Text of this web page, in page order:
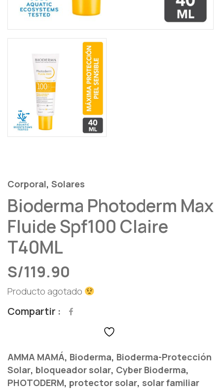
Corporal, Solares
Bioderma Photoderm Max
Fluide Spf100 Claire
T40ML
S/119.90
Producto agotado
Compartir
AMMA MAMÁ, Bioderma, Bioderma-Protección
Solar, bloqueador solar, Cyber Bioderma,
PHOTODERM, protector solar, solar familiar